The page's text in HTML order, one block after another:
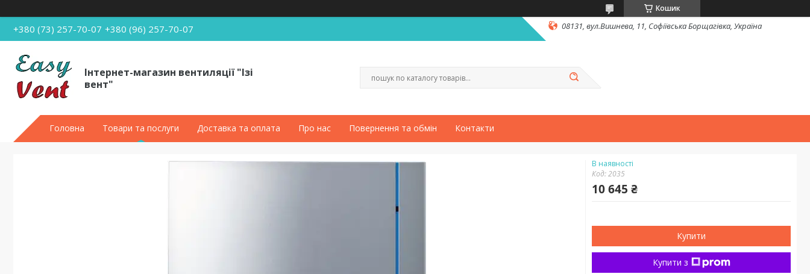
Кошик
+380 (73) 257-70-07 +380 (96) 257-70-07 08131, вул.Вишнева, 11, Софіївська Борщагівка, Україна
Інтернет-магазин вентиляції "Ізі
вент"
Головна Товари та послуги Доставка та оплата Про нас Повернення та обмін Контакти
В наявності
Код:2035
10 645 ₴
Купити
Купити з